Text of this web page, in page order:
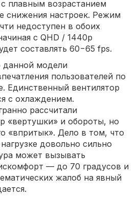
плавным возрастанием
снижения настроек. Режим
недоступен в обоих
с QHD / 1440p
составлять 60−65 fps.
модели
пользователей по
Единственный вентилятор
с охлаждением.
рассчитали
«вертушки» и обороты, но
«впритык». Дело в том, что
довольно сильно
может вызывать
— до 70 градусов и
жалоб на явный